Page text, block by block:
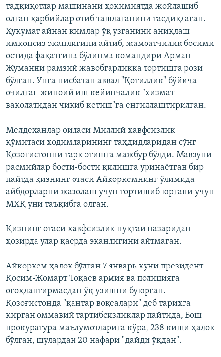
тадқиқотлар машинани ҳокимиятда жойлашиб
олган ҳарбийлар отиб ташлаганини тасдиқлаган.
Ҳукумат айнан кимлар ўқ узганини аниқлаш
имконсиз эканлигини айтиб, жамоатчилик босими
остида фақатгина бўлинма командири Арман
Жуманни рамзий жавобгарликка тортишга рози
бўлган. Унга нисбатан аввал "Қотиллик" бўйича
очилган жиноий иш кейинчалик "хизмат
ваколатидан чиқиб кетиш"га енгиллаштирилган.
Мелдеханлар оиласи Миллий хавфсизлик
қўмитаси ходимларининг таҳдидларидан сўнг
Қозоғистонни тарк этишга мажбур бўлди. Мавзуни
расмийлар бости-бости қилишга уринаётган бир
пайтда қизнинг отаси Айкоркемнинг ўлимида
айбдорларни жазолаш учун тортишиб юргани учун
МХҚ уни таъқибга олган.
Қизнинг отаси хавфсизлик нуқтаи назаридан
ҳозирда улар қаерда эканлигини айтмаган.
Айкоркем ҳалок бўлган 7 январь куни президент
Қосим-Жомарт Тоқаев армия ва полицияга
огоҳлантирмасдан ўқ узишни буюрган.
Қозоғистонда "қантар воқеалари" деб тарихга
кирган оммавий тартибсизликлар пайтида, Бош
прокуратура маълумотларига кўра, 238 киши ҳалок
бўлган, шулардан 20 нафари "дайди ўқдан".